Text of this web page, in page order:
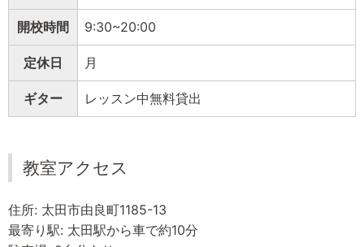
開校時間 9:30~20:00
定休日 月
ギター レッスン中無料貸出
教室アクセス
住所: 太田市由良町1185-13
最寄り駅: 太田駅から車で約10分